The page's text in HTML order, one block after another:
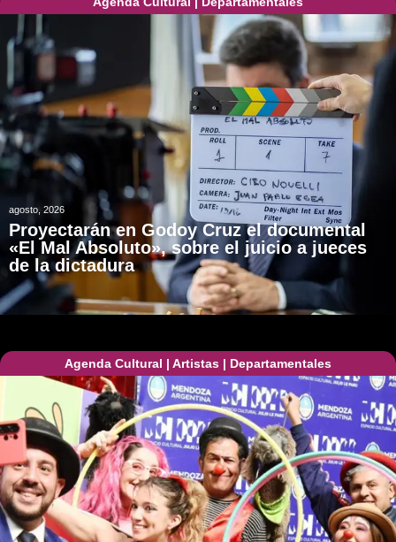
agosto, 2026
Proyectarán en Godoy Cruz el documental
«El Mal Absoluto», sobre el juicio a jueces
de la dictadura
Agenda Cultural | Artistas | Departamentales